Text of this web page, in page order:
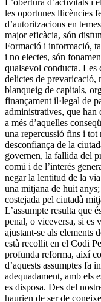
L’obertura d’activitats i
les oportunes llicències
d’autoritzacions en
major eficàcia, són
Formació i informació,
i no electes, són
qualsevol conducta. Les
delictes de prevaricació,
blanqueig de capitals,
finançament il·legal de
administratives, que han
a més d’aquelles
una repercussió fins i
desconfiança de la
governen, la fallida del
comú i de l’interés
negar la lentitud de la
una mitjana de huit
costejada pel ciutadà
L’assumpte resulta que
penal, o viceversa, si es
ajustant-se als elements
està recollit en el Codi
profunda reforma, així
d’aquests assumptes fa
adequadament, amb els
es disposa. Des del
haurien de ser de